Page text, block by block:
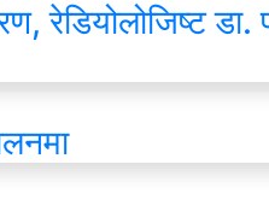
रेडियोलोजिष्ट डा.